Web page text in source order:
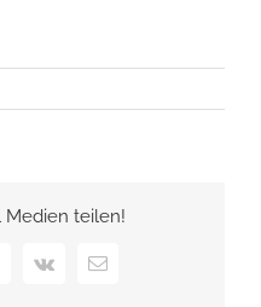
Medien teilen!
Vk
E-